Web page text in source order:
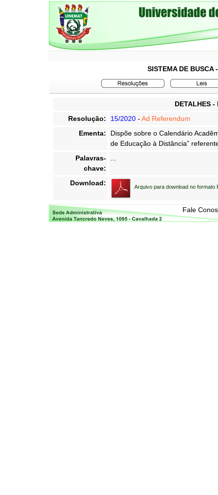
SISTEMA DE BUSCA
DETALHES -
Resolução:
15/2020 - Ad Referendum
Ementa:
Dispõe sobre o Calendário
de Educação à Distância”
Palavras-
chave:
Download: Arquivo para download no formato
Fale